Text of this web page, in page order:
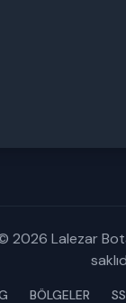
2026 Lalezar
BÖLGELER